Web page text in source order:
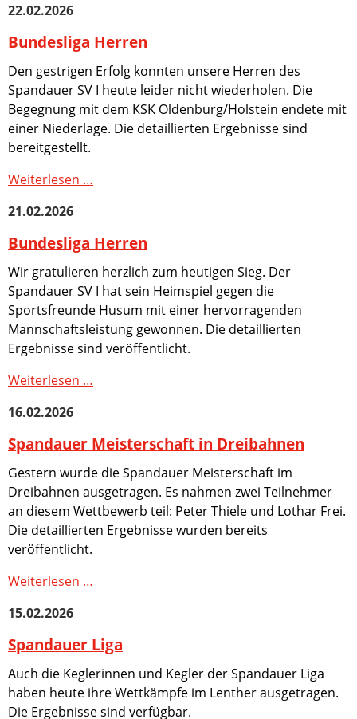
Fotogalerie
Dokumente
Formulare
&
Vordrucke
Links
Jugend
Termine
Archiv
Ergebnisse
2025/2026
Ergebnisse
Saison
2024/2025
Ergebnisse
Saison
2023/2024
Saison
Ergebnisse
Saison
2021/2022
Ergebnisse
Saison
2020/2021
Ergebnisse
Saison
Ergebnisse
2018-
Ergebnisse
Saison
2017-
2018
22.02.2026
Bundesliga Herren
Den gestrigen Erfolg konnten unsere Herren des
Spandauer SV I heute leider nicht wiederholen. Die
Begegnung mit dem KSK Oldenburg/Holstein endete mit
einer Niederlage. Die detaillierten Ergebnisse sind
bereitgestellt.
Weiterlesen …
21.02.2026
Bundesliga Herren
Wir gratulieren herzlich zum heutigen Sieg. Der
Spandauer SV I hat sein Heimspiel gegen die
Sportsfreunde Husum mit einer hervorragenden
Mannschaftsleistung gewonnen. Die detaillierten
Ergebnisse sind veröffentlicht.
Weiterlesen …
16.02.2026
Spandauer Meisterschaft in Dreibahnen
Gestern wurde die Spandauer Meisterschaft im
Dreibahnen ausgetragen. Es nahmen zwei Teilnehmer
an diesem Wettbewerb teil: Peter Thiele und Lothar Frei.
Die detaillierten Ergebnisse wurden bereits
veröffentlicht.
Weiterlesen …
Dreibahnen
15.02.2026
Spandauer Liga
Auch die Keglerinnen und Kegler der Spandauer Liga
haben heute ihre Wettkämpfe im Lenther ausgetragen.
Die Ergebnisse sind verfügbar.